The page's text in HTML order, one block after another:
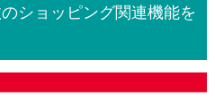
ショッピング関連機能を